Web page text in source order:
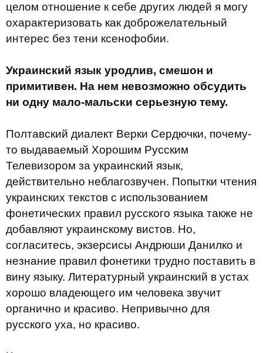
целом отношение к себе других людей я могу
охарактеризовать как доброжелательный
интерес без тени ксенофобии.
Украинский язык уродлив, смешон и
примитивен. На нем невозможно обсудить
ни одну мало-мальски серьезную тему.
Полтавский диалект Верки Сердючки, почему-
то выдаваемый Хорошим Русским
Телевизором за украинский язык,
действительно неблагозвучен. Попытки чтения
украинских текстов с использованием
фонетических правил русского языка также не
добавляют украинскому вистов. Но,
согласитесь, экзерсисы Андрюши Данилко и
незнание правил фонетики трудно поставить в
вину языку. Литературный украинский в устах
хорошо владеющего им человека звучит
органично и красиво. Непривычно для
русского уха, но красиво.